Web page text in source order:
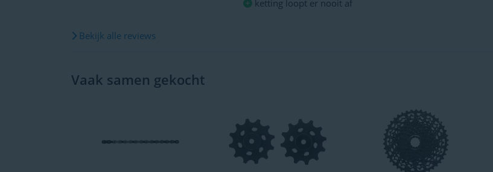
ketting loopt er nooit af
Bekijk alle reviews
Vaak samen gekocht